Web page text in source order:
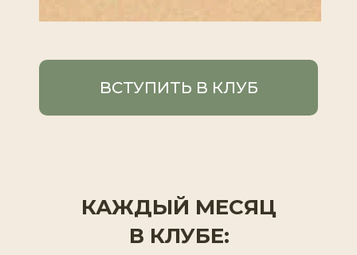
ВСТУПИТЬ В КЛУБ
КАЖДЫЙ МЕСЯЦ
В КЛУБЕ: